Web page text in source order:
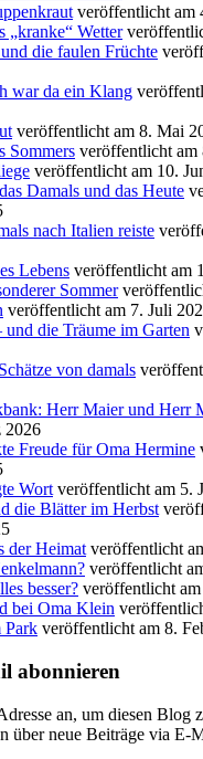
veröffentlicht am
„kranke“ Wetter
die faulen Früchte
war da ein Klang
veröffentlicht am 8. Mai
Sommers veröffentlicht am
veröffentlicht am 10.
Damals und das Heute
nach Italien reiste
Lebens veröffentlicht am
Sommer
veröffentlicht am 7. Juli
und die Träume im Garten
von damals
Herr Maier und Herr
2026
Freude für Oma Hermine
Wort veröffentlicht am 5.
die Blätter im Herbst
der Heimat veröffentlicht
veröffentlicht
besser? veröffentlicht
bei Oma Klein
Park veröffentlicht am 8.
abonnieren
an, um diesen Blog
über neue Beiträge via E-